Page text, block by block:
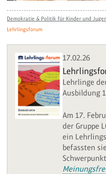
Demokratie & Politik für Kinder und
Lehrlingsforum
17.02.26
Lehrlinge
Ausbildung
Am 17.
der Gruppe
ein
befassten